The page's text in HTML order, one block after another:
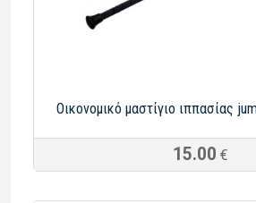
Οικονομικό μαστίγιο ιππασίας
15.00 €